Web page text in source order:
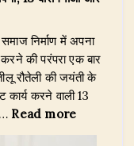
बैल,
निर्माण में अपना
की परंपरा एक बार
रौतेली की जयंती के
कार्य करने वाली 13
Read more: